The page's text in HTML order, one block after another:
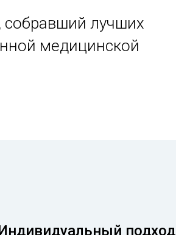
лучших
медицинской
подход